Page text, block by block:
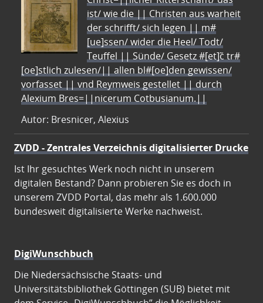
ist/ wie die || Christen aus warheit
der schrifft/ sich legen || m#
[ue]ssen/ wider die Heel/ Todt/
Teuffel || Sünde/ Gesetz #[et]c̃ tr#
[oe]stlich zulesen/|| allen bl#[oe]den gewissen/
vorfasset || vnd Reymweis gestellet || durch
Alexium Bres=||nicerum Cotbusianum.||
Autor: Bresnicer, Alexius
ZVDD - Zentrales Verzeichnis digitalisierter Drucke
Ist Ihr gesuchtes Werk noch nicht in unserem
digitalen Bestand? Dann probieren Sie es doch in
unserem ZVDD Portal, das mehr als 1.600.000
bundesweit digitalisierte Werke nachweist.
DigiWunschbuch
Die Niedersächsische Staats- und
Universitätsbibliothek Göttingen (SUB) bietet mit